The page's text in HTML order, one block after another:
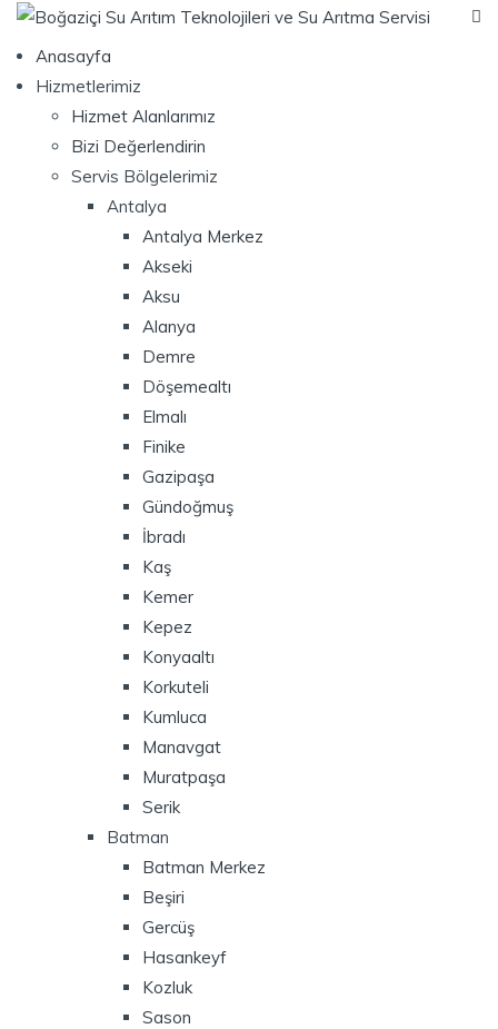
Anasayfa
Hizmetlerimiz
Hizmet Alanlarımız
Bizi Değerlendirin
Servis Bölgelerimiz
Antalya
Antalya Merkez
Akseki
Aksu
Alanya
Demre
Döşemealtı
Elmalı
Finike
Gazipaşa
Gündoğmuş
İbradı
Kaş
Kemer
Kepez
Konyaaltı
Korkuteli
Kumluca
Manavgat
Muratpaşa
Serik
Batman
Batman Merkez
Beşiri
Gercüş
Hasankeyf
Kozluk
Sason